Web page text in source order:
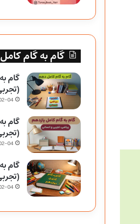
گام به گام کامل
گام
04
گام
04
گام
04